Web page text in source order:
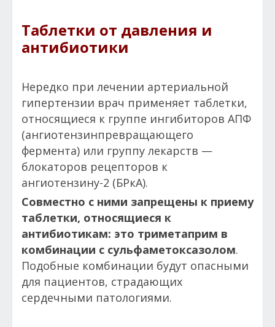
Таблетки от давления и
антибиотики
Нередко при лечении артериальной
гипертензии врач применяет таблетки,
относящиеся к группе ингибиторов АПФ
(ангиотензинпревращающего
фермента) или группу лекарств —
блокаторов рецепторов к
ангиотензину-2 (БРкА).
Совместно с ними запрещены к приему
таблетки, относящиеся к
антибиотикам: это триметаприм в
комбинации с сульфаметоксазолом.
Подобные комбинации будут опасными
для пациентов, страдающих
сердечными патологиями.